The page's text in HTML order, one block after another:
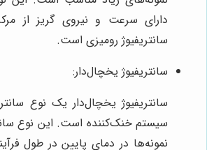
دارای سرعت و نیروی گریز از
سانتریفیوژ رومیزی است.
سانتریفیوژ یخچال‌دار:
سانتریفیوژ یخچال‌دار یک نوع
سیستم خنک‌کننده است. این نوع
نمونه‌ها در دمای پایین در طول